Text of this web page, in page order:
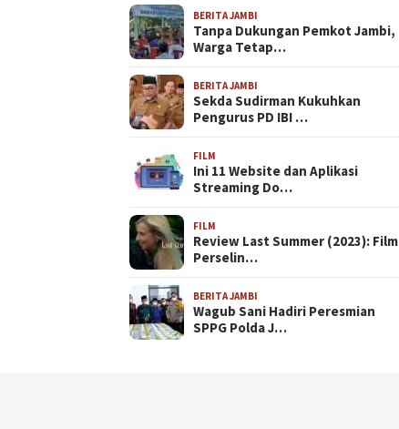
BERITA JAMBI
Tanpa Dukungan Pemkot Jambi,
Warga Tetap…
BERITA JAMBI
Sekda Sudirman Kukuhkan
Pengurus PD IBI …
FILM
Ini 11 Website dan Aplikasi
Streaming Do…
FILM
Review Last Summer (2023): Film
Perselin…
BERITA JAMBI
Wagub Sani Hadiri Peresmian
SPPG Polda J…